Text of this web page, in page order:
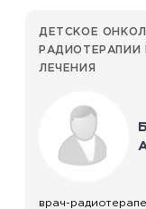
ДЕТСКОЕ
ЛЕЧЕНИЯ
врач-